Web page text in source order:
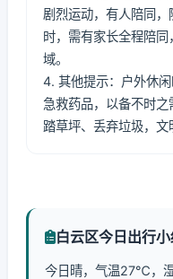
剧烈运动，有人陪同
时，需有家长全程陪
域。
4. 其他提示：户外休闲
急救药品，以备不时
踏草坪、丢弃垃圾，文
白云区今日出行小
今日晴，气温27℃，